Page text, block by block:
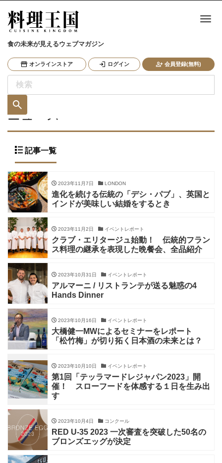
食の未来が見えるウェブマガジン
オンラインストア ログイン 会員登録(無料)
ナ
ニュース
記事一覧
2023年11月7日 LONDON
進化を続ける伝統の「デシ・パブ」、英国と
インドが美味しい結婚をするとき
2023年11月2日 イベントレポート
クラブ・エリタージュ始動！ 伝統的フラン
ス料理の継承を表現した晩餐会、全品紹介
2023年10月31日 イベントレポート
アルマーニ / リストランテが送る魅惑の4
Hands Dinner
2023年10月16日 イベントレポート
大橋健一MWによるセミナーをレポート
「松竹梅」が切り拓く日本酒の未来とは？
2023年10月10日 イベントレポート
第1回「テッラマードレジャパン2023」開
催！ スローフードを体感する１日を生み出
す
2023年10月4日 コンクール
RED U-35 2023 一次審査を突破した50名の
ブロンズエッグが決定